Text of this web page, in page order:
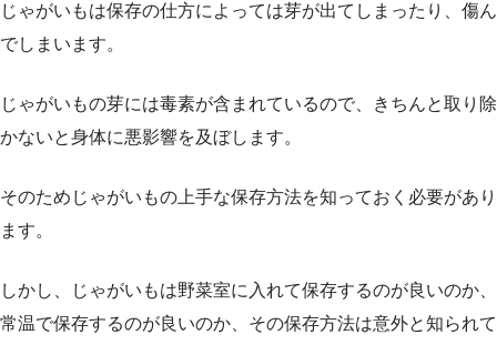
じゃがいもは保存の仕方によっては芽が出てしまったり、傷ん
でしまいます。
じゃがいもの芽には毒素が含まれているので、きちんと取り除
かないと身体に悪影響を及ぼします。
そのためじゃがいもの上手な保存方法を知っておく必要があり
ます。
しかし、じゃがいもは野菜室に入れて保存するのが良いのか、
常温で保存するのが良いのか、その保存方法は意外と知られて